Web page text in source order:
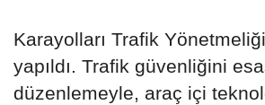
Karayolları Trafik
yapıldı. Trafik güvenliğini
düzenlemeyle, araç içi